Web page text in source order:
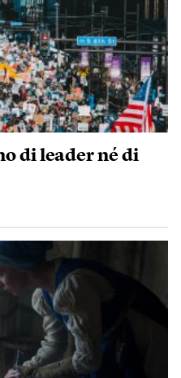
di leader né di